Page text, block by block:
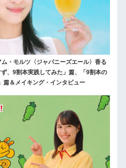
・モルツ〈ジャパニーズエール〉香る
、9割本実践してみた」篇、「9割本の
篇＆メイキング・インタビュー